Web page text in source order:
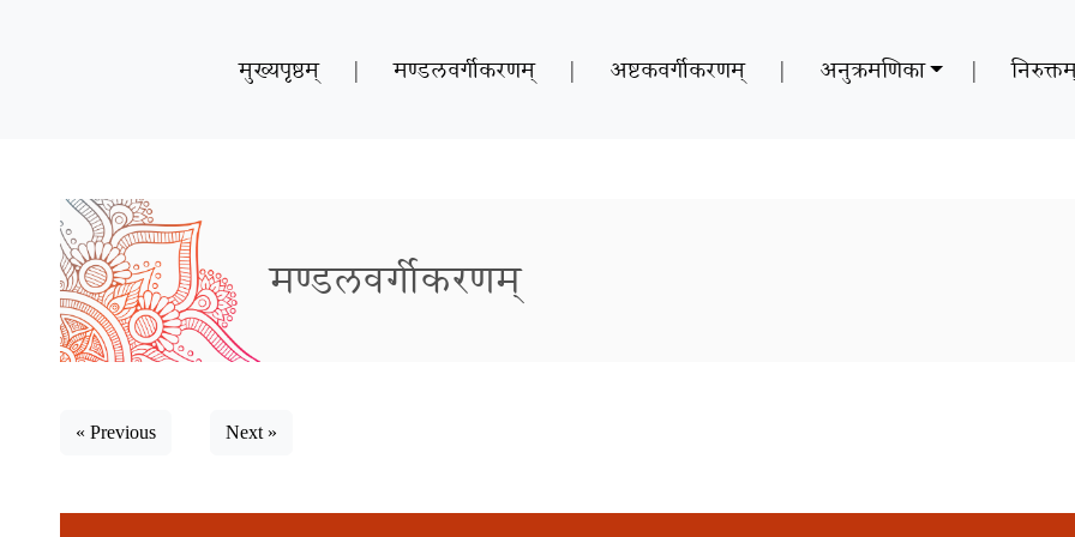
मुख्यपृष्ठम् | मण्डलवर्गीकरणम् | अष्टकवर्गीकरणम् | अनुक्रमणिका |
मण्डलवर्गीकरणम्
« Previous Next »